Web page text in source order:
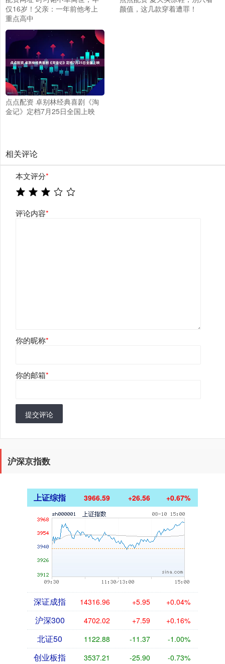
仅16岁！父亲：一年前他考上
重点高中
颜值，这几款穿着遭罪！
点点配资 卓别林经典喜剧《淘
金记》定档7月25日全国上映
相关评论
本文评分*
评论内容*
你的昵称*
你的邮箱*
提交评论
沪深京指数
上证综指 3966.59 +26.56 +0.67%
深证成指 14316.96 +5.95 +0.04%
沪深300 4702.02 +7.59 +0.16%
北证50 1122.88 -11.37 -1.00%
创业板指 3537.21 -25.90 -0.73%